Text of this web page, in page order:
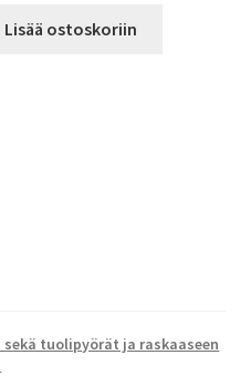
Lisää ostoskoriin
tuolipyörät ja raskaaseen